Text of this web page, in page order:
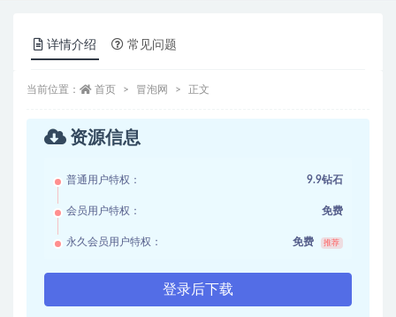
详情介绍 常见问题
当前位置： 首页 冒泡网 正文
资源信息
普通用户特权： 9.9钻石
会员用户特权： 免费
永久会员用户特权： 免费 推荐
登录后下载